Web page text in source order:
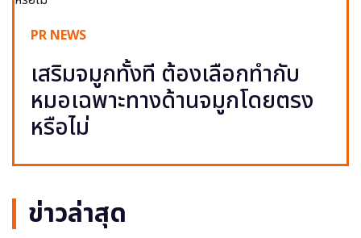
PR NEWS
เสริมจมูกทั้งที ต้องเลือกทำกับ
หมอเฉพาะทางด้านจมูกโดยตรง
หรือไม่
ข่าวล่าสุด